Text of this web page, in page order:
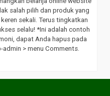
salah pilih dan produk yang
sekali. Terus tingkatkan
selalu! *Ini adalah contoh
dapat Anda hapus pada
admin > menu Comments.